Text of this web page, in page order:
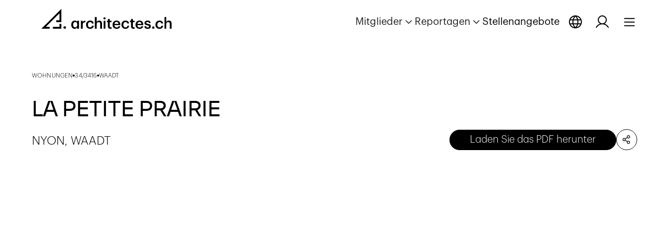
Mitglieder Reportagen Stellenangebote
WOHNUNGEN 34/3416 WAADT
LA PETITE PRAIRIE
NYON, WAADT Laden Sie das PDF herunter